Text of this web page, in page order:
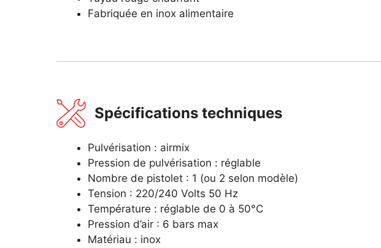
Fabriquée en inox alimentaire
Spécifications techniques
Pulvérisation : airmix
Pression de pulvérisation : réglable
Nombre de pistolet : 1 (ou 2 selon modèle)
Tension : 220/240 Volts 50 Hz
Température : réglable de 0 à 50°C
Pression d’air : 6 bars max
Matériau : inox